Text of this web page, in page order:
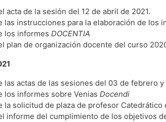
acta de la sesión del 12 de abril de 2021.
las instrucciones para la elaboración de los
los informes DOCENTIA
plan de organización docente del curso
las actas de las sesiones del 03 de febrero
los informes sobre Venias Docendi
la solicitud de plaza de profesor Catedrático
informe del cumplimiento de los objetivos